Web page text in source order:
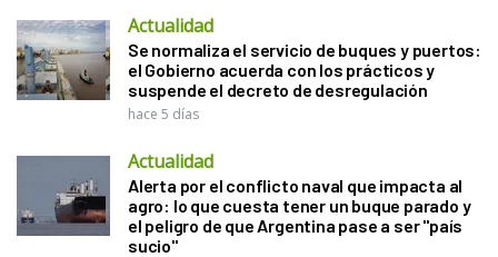
Actualidad
Se normaliza el servicio de buques y puertos:
el Gobierno acuerda con los prácticos y
suspende el decreto de desregulación
hace 5 días
Actualidad
Alerta por el conflicto naval que impacta al
agro: lo que cuesta tener un buque parado y
el peligro de que Argentina pase a ser "país
sucio"